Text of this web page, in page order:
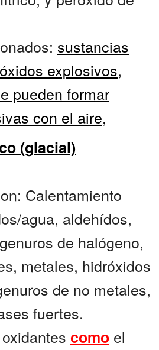
sustancias
explosivos,
pueden formar
con el aire,
(glacial)
Calentamiento
agua, aldehídos,
de halógeno,
metales, hidróxidos
de no metales,
fuertes.
como el